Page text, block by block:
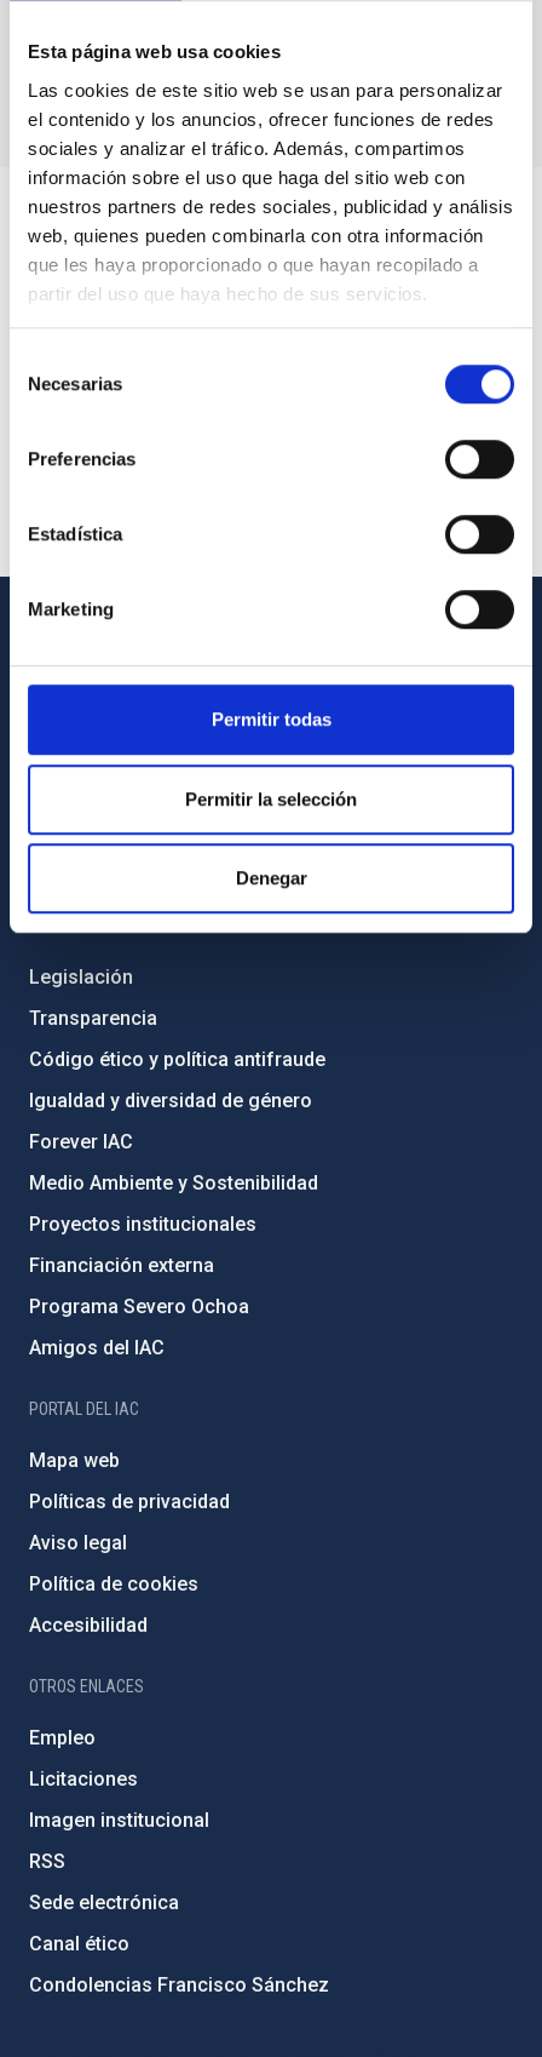
Esta página web usa cookies
Las cookies de este sitio web se usan para personalizar
el contenido y los anuncios, ofrecer funciones de redes
sociales y analizar el tráfico. Además, compartimos
información sobre el uso que haga del sitio web con
nuestros partners de redes sociales, publicidad y análisis
web, quienes pueden combinarla con otra información
que les haya proporcionado o que hayan recopilado a
partir del uso que haya hecho de sus servicios.
Necesarias
Preferencias
Estadística
Marketing
Permitir todas
Permitir la selección
Denegar
Recepción7965
Legislación
Transparencia
Código ético y política antifraude
Igualdad y diversidad de género
Forever IAC
Medio Ambiente y Sostenibilidad
Proyectos institucionales
Financiación externa
Programa Severo Ochoa
Amigos del IAC
PORTAL DEL IAC
Mapa web
Políticas de privacidad
Aviso legal
Política de cookies
Accesibilidad
OTROS ENLACES
Empleo
Licitaciones
Imagen institucional
RSS
Sede electrónica
Canal ético
Condolencias Francisco Sánchez